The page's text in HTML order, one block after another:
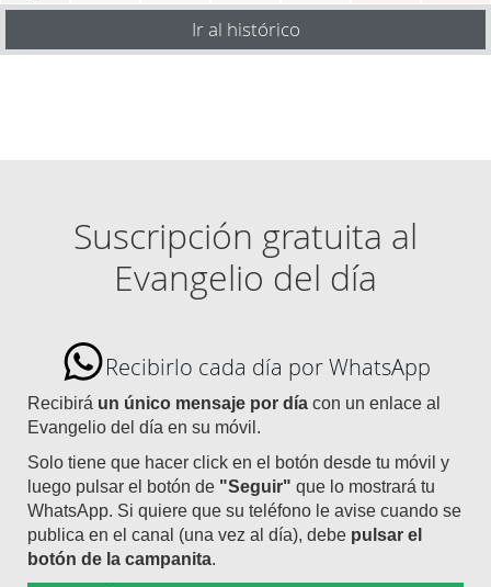
Ir al histórico
Suscripción gratuita al
Evangelio del día
Recibirlo cada día por WhatsApp
Recibirá un único mensaje por día con un enlace al
Evangelio del día en su móvil.
Solo tiene que hacer click en el botón desde tu móvil y
luego pulsar el botón de "Seguir" que lo mostrará tu
WhatsApp. Si quiere que su teléfono le avise cuando se
publica en el canal (una vez al día), debe pulsar el
botón de la campanita.